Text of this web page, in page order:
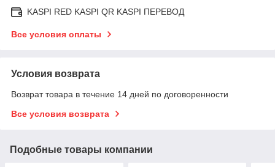
KASPI RED KASPI QR KASPI ПЕРЕВОД
Все условия оплаты
Условия возврата
Возврат товара в течение 14 дней по договоренности
Все условия возврата
Подобные товары компании